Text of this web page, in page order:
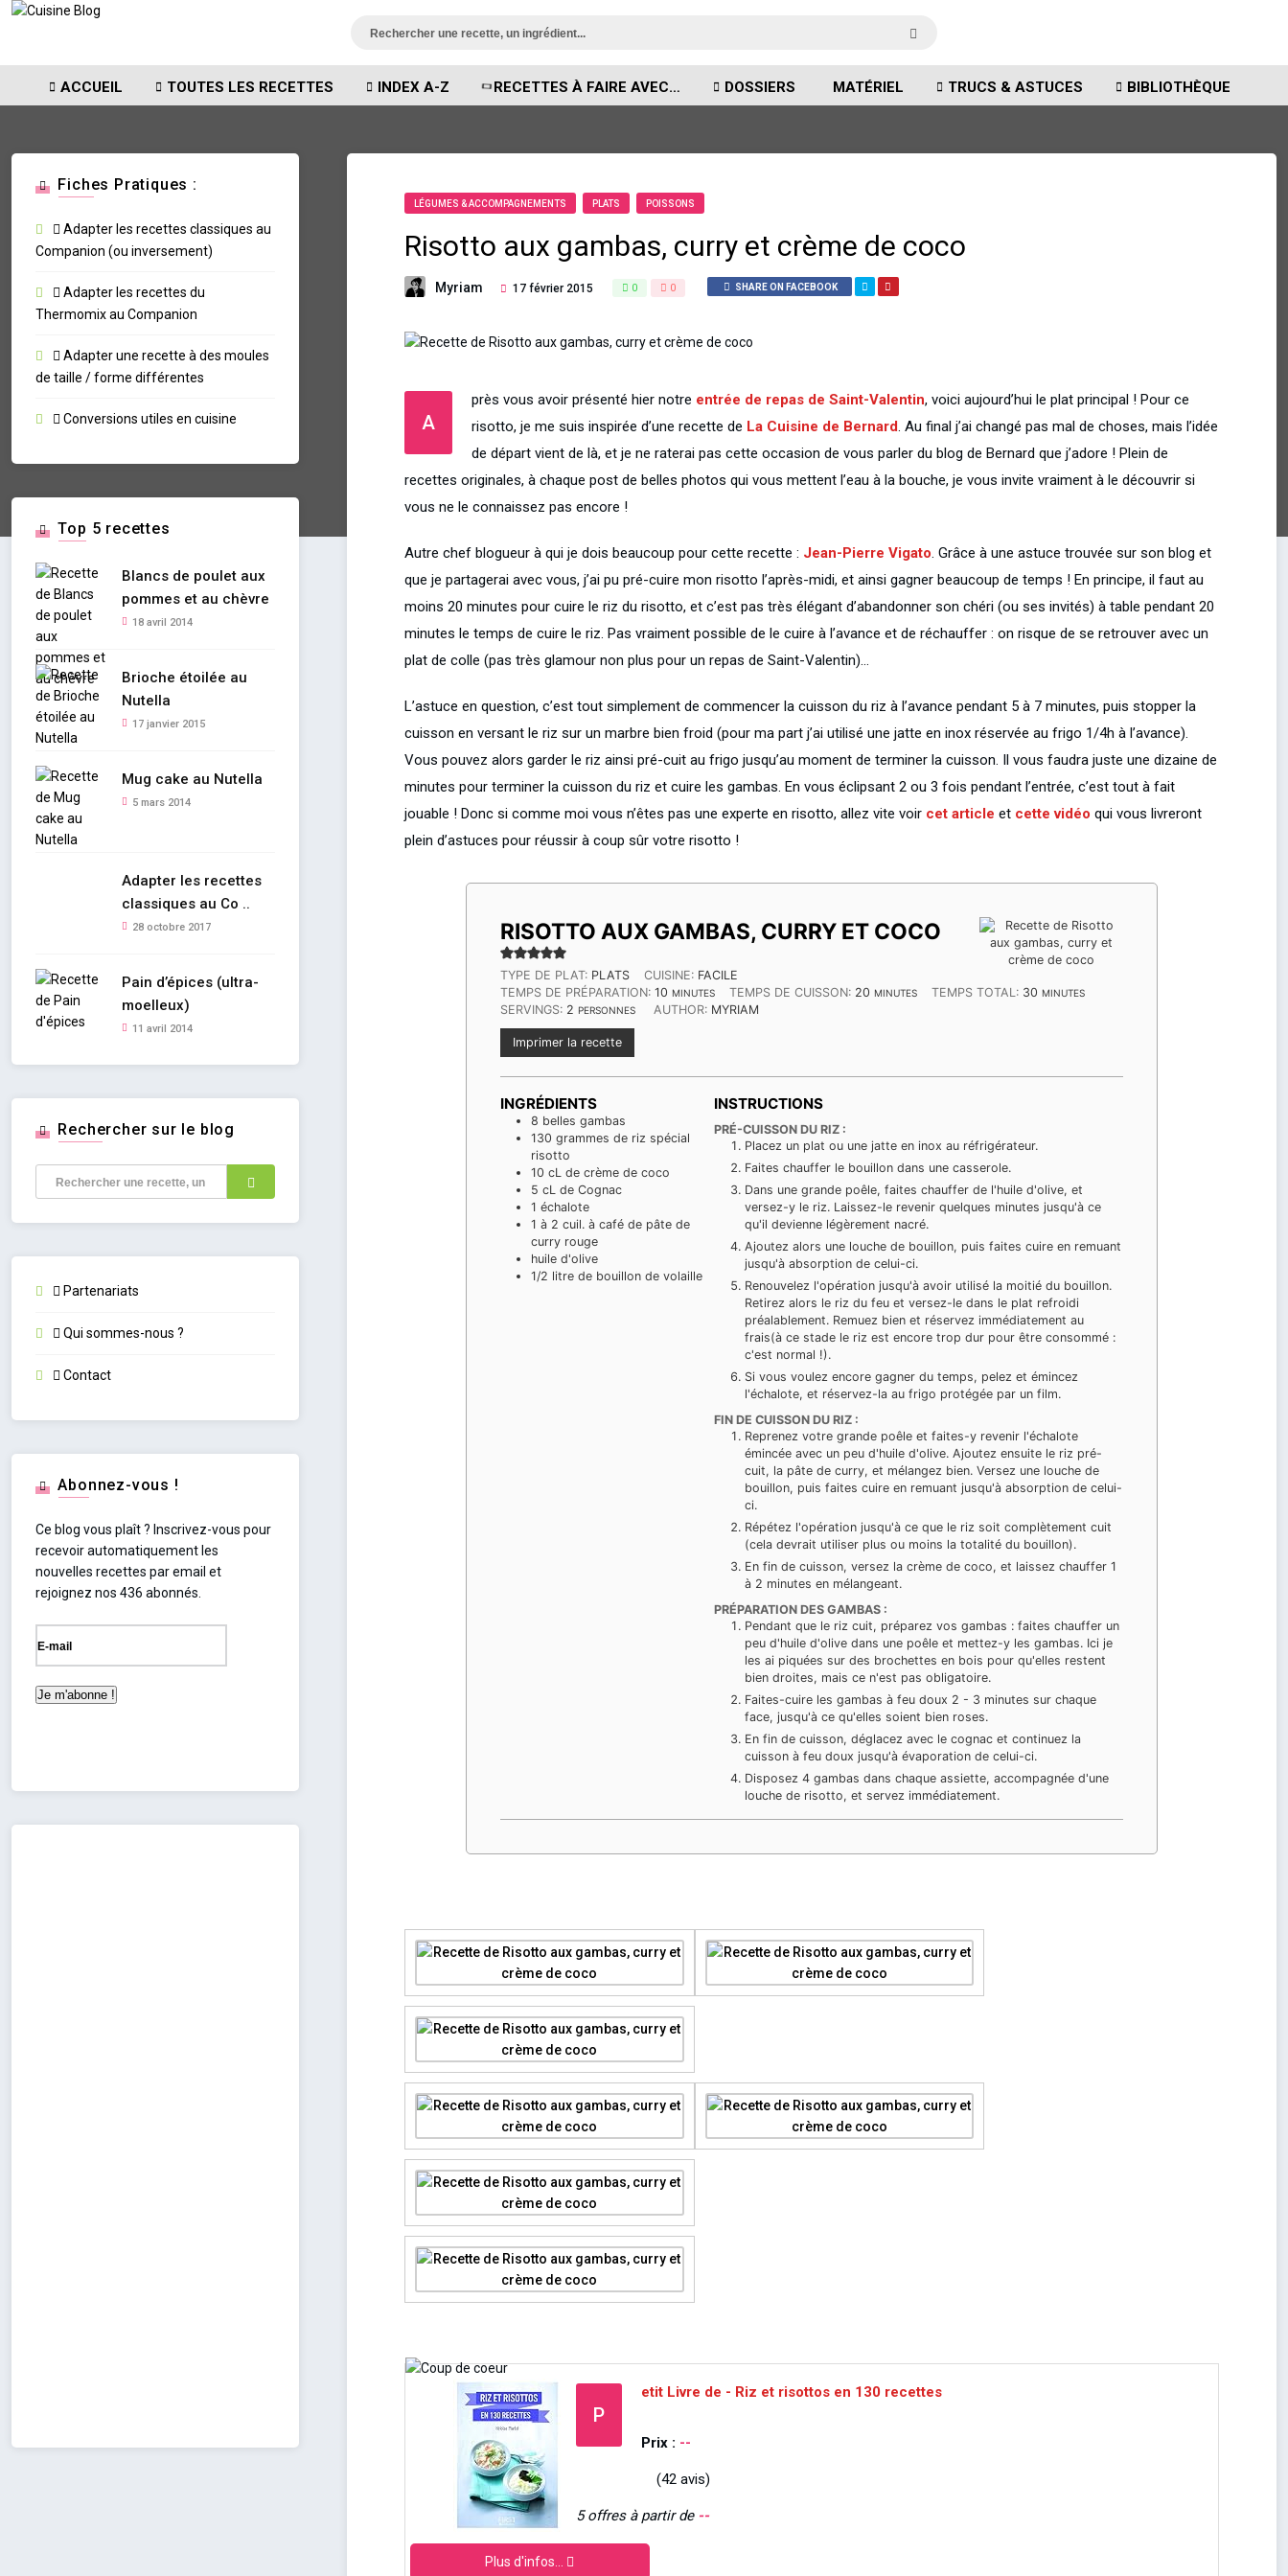
ACCUEIL TOUTES LES RECETTES INDEX A-Z RECETTES À FAIRE AVEC… DOSSIERS MATÉRIEL TRUCS & ASTUCES BIBLIOTHÈQUE
LÉGUMES & ACCOMPAGNEMENTS PLATS POISSONS
Risotto aux gambas, curry et crème de coco
Myriam 17 février 2015 0 0 SHARE ON FACEBOOK
A
près vous avoir présenté hier notre entrée de repas de Saint-Valentin, voici aujourd’hui le plat principal ! Pour ce
risotto, je me suis inspirée d’une recette de La Cuisine de Bernard . Au final j’ai changé pas mal de choses, mais l’idée
de départ vient de là, et je ne raterai pas cette occasion de vous parler du blog de Bernard que j’adore ! Plein de
recettes originales, à chaque post de belles photos qui vous mettent l’eau à la bouche, je vous invite vraiment à le découvrir si
vous ne le connaissez pas encore !
Autre chef blogueur à qui je dois beaucoup pour cette recette : Jean-Pierre Vigato . Grâce à une astuce trouvée sur son blog et
que je partagerai avec vous, j’ai pu pré-cuire mon risotto l’après-midi, et ainsi gagner beaucoup de temps ! En principe, il faut au
moins 20 minutes pour cuire le riz du risotto, et c’est pas très élégant d’abandonner son chéri (ou ses invités) à table pendant 20
minutes le temps de cuire le riz. Pas vraiment possible de le cuire à l’avance et de réchauffer : on risque de se retrouver avec un
plat de colle (pas très glamour non plus pour un repas de Saint-Valentin)…
L’astuce en question, c’est tout simplement de commencer la cuisson du riz à l’avance pendant 5 à 7 minutes, puis stopper la
cuisson en versant le riz sur un marbre bien froid (pour ma part j’ai utilisé une jatte en inox réservée au frigo 1/4h à l’avance).
Vous pouvez alors garder le riz ainsi pré-cuit au frigo jusqu’au moment de terminer la cuisson. Il vous faudra juste une dizaine de
minutes pour terminer la cuisson du riz et cuire les gambas. En vous éclipsant 2 ou 3 fois pendant l’entrée, c’est tout à fait
jouable ! Donc si comme moi vous n’êtes pas une experte en risotto, allez vite voir cet article et cette vidéo qui vous livreront
plein d’astuces pour réussir à coup sûr votre risotto !
RISOTTO AUX GAMBAS, CURRY ET COCO
TYPE DE PLAT: PLATS CUISINE: FACILE
TEMPS DE PRÉPARATION: 10 MINUTES
MINUTES TEMPS DE CUISSON: 20 MINUTES
MINUTES TEMPS TOTAL: 30 MINUTES
MINUTES
SERVINGS: 2 PERSONNES AUTHOR: MYRIAM
Imprimer la recette
INGRÉDIENTS
8 belles gambas
130 grammes de riz spécial
risotto
10 cL de crème de coco
5 cL de Cognac
1 échalote
1 à 2 cuil. à café de pâte de
curry rouge
huile d'olive
1/2 litre de bouillon de volaille
INSTRUCTIONS
PRÉ-CUISSON DU RIZ :
Placez un plat ou une jatte en inox au réfrigérateur.
Faites chauffer le bouillon dans une casserole.
Dans une grande poêle, faites chauffer de l'huile d'olive, et
versez-y le riz. Laissez-le revenir quelques minutes jusqu'à ce
qu'il devienne légèrement nacré.
Ajoutez alors une louche de bouillon, puis faites cuire en remuant
jusqu'à absorption de celui-ci.
Renouvelez l'opération jusqu'à avoir utilisé la moitié du bouillon.
Retirez alors le riz du feu et versez-le dans le plat refroidi
préalablement. Remuez bien et réservez immédiatement au
frais(à ce stade le riz est encore trop dur pour être consommé :
c'est normal !).
Si vous voulez encore gagner du temps, pelez et émincez
l'échalote, et réservez-la au frigo protégée par un film.
FIN DE CUISSON DU RIZ :
Reprenez votre grande poêle et faites-y revenir l'échalote
émincée avec un peu d'huile d'olive. Ajoutez ensuite le riz pré-
cuit, la pâte de curry, et mélangez bien. Versez une louche de
bouillon, puis faites cuire en remuant jusqu'à absorption de celui-
ci.
Répétez l'opération jusqu'à ce que le riz soit complètement cuit
(cela devrait utiliser plus ou moins la totalité du bouillon).
En fin de cuisson, versez la crème de coco, et laissez chauffer 1
à 2 minutes en mélangeant.
PRÉPARATION DES GAMBAS :
Pendant que le riz cuit, préparez vos gambas : faites chauffer un
peu d'huile d'olive dans une poêle et mettez-y les gambas. Ici je
les ai piquées sur des brochettes en bois pour qu'elles restent
bien droites, mais ce n'est pas obligatoire.
Faites-cuire les gambas à feu doux 2 - 3 minutes sur chaque
face, jusqu'à ce qu'elles soient bien roses.
En fin de cuisson, déglacez avec le cognac et continuez la
cuisson à feu doux jusqu'à évaporation de celui-ci.
Disposez 4 gambas dans chaque assiette, accompagnée d'une
louche de risotto, et servez immédiatement.
P
etit Livre de - Riz et risottos en 130 recettes
Prix : --
(42 avis)
5 offres à partir de --
Plus d'infos...
Fiches Pratiques :
Adapter les recettes classiques au
Companion (ou inversement)
Adapter les recettes du
Thermomix au Companion
Adapter une recette à des moules
de taille / forme différentes
Conversions utiles en cuisine
Top 5 recettes
Blancs de poulet aux
pommes et au chèvre
18 avril 2014
Brioche étoilée au
Nutella
17 janvier 2015
Mug cake au Nutella
5 mars 2014
Adapter les recettes
classiques au Co ..
28 octobre 2017
Pain d’épices (ultra-
moelleux)
11 avril 2014
Rechercher sur le blog
Partenariats
Qui sommes-nous ?
Contact
Abonnez-vous !
Ce blog vous plaît ? Inscrivez-vous pour
recevoir automatiquement les
nouvelles recettes par email et
rejoignez nos 436 abonnés.